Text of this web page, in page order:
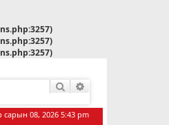
Хайлт
сарын 08, 2026 5:43 pm